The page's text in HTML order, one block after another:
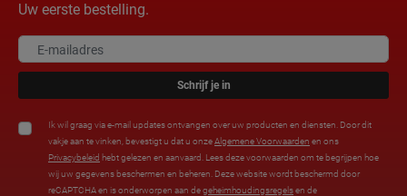
Uw eerste bestelling.
Schrijf je in
Ik wil graag via e-mail updates ontvangen over uw producten en diensten. Door dit
vakje aan te vinken, bevestigt u dat u onzeAlgemene Voorwaarden en ons
Privacybeleid hebt gelezen en aanvaard. Lees deze voorwaarden om te begrijpen hoe
wij uw gegevens beschermen en beheren. Deze website wordt beschermd door
reCAPTCHA en is onderworpen aan degeheimhoudingsregelsen de